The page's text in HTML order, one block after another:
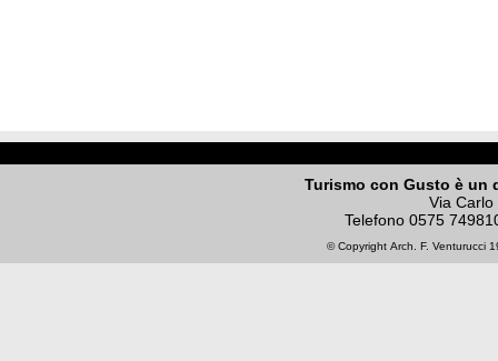
Turismo con Gusto è un
Via
Telefono 0575
© Copyright Arch. F. Venturucci